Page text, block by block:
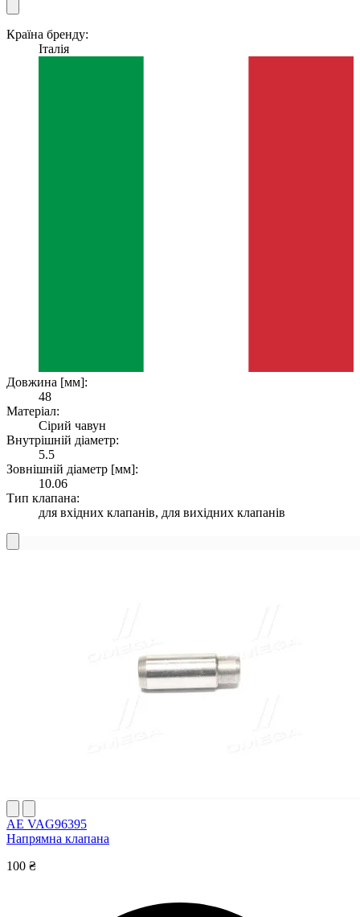
Країна бренду:
Італія
Довжина [мм]:
48
Матеріал:
Сірий чавун
Внутрішній діаметр:
5.5
Зовнішній діаметр [мм]:
10.06
Тип клапана:
для вхідних клапанів, для вихідних клапанів
AE VAG96395
Напрямна клапана
100 ₴